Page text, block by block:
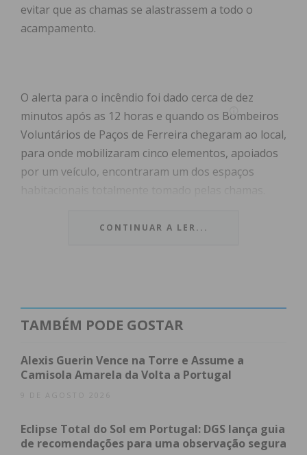
evitar que as chamas se alastrassem a todo o
acampamento.
O alerta para o incêndio foi dado cerca de dez
minutos após as 12 horas e quando os Bombeiros
Voluntários de Paços de Ferreira chegaram ao local,
para onde mobilizaram cinco elementos, apoiados
por um veículo, encontraram um dos espaços
restantes espaços habitacionais, onde moram cerca
A rápida intervenção permitiu assim proteger os
feridos a registar, à exceção de um animal que
sofreu ferimentos pelas chamas e que foi entregue
aos serviços municipais.
No local do incêndio, além dos Bombeiros, esteve
ainda um piquete da EDP, assim como a GNR de
CONTINUAR A LER...
TAMBÉM PODE GOSTAR
Alexis Guerin Vence na Torre e Assume a
Camisola Amarela da Volta a Portugal
9 DE AGOSTO 2026
Eclipse Total do Sol em Portugal: DGS lança guia
de recomendações para uma observação segura